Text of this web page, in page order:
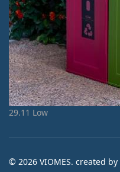
29.11 Low
© 2026 VIOMES. created by